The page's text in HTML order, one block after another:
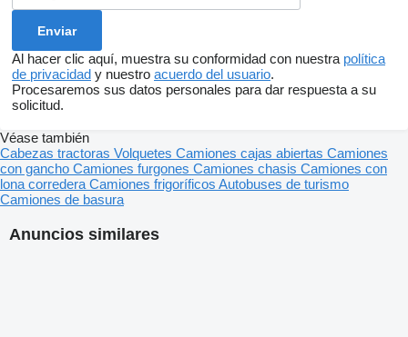
Al hacer clic aquí, muestra su conformidad con nuestra política
de privacidad y nuestro acuerdo del usuario.
Procesaremos sus datos personales para dar respuesta a su
solicitud.
Anuncios similares
Véase también
Cabezas tractoras Volquetes Camiones cajas abiertas Camiones
con gancho Camiones furgones Camiones chasis Camiones con
lona corredera Camiones frigoríficos Autobuses de turismo
Camiones de basura